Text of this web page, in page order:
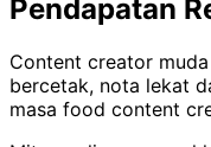
Pendapatan
Content creator
bercetak, nota lekat
masa food content